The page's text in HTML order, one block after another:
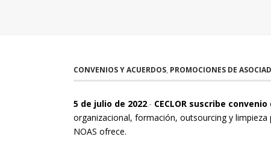
CONVENIOS Y ACUERDOS, PROMOCIONES DE
5 de julio de 2022.- CECLOR suscribe
organizacional, formación, outsourcing y
NOAS ofrece.